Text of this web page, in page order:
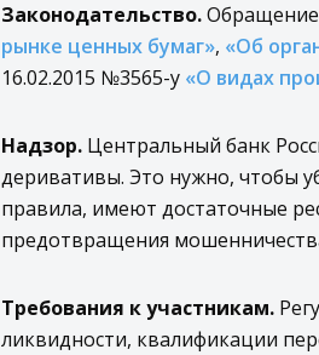
Законодательство.
рынке ценных бумаг», «Об
16.02.2015 №3565-у «О видах
Надзор. Центральный банк
деривативы. Это нужно, чтобы
правила, имеют достаточные
предотвращения
Требования к участникам.
ликвидности, квалификации